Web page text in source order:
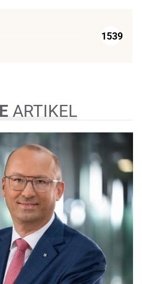
1539
ARTIKEL